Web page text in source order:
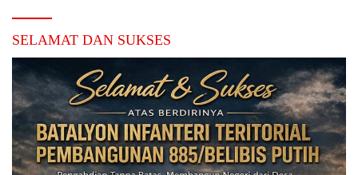
SELAMAT DAN SUKSES